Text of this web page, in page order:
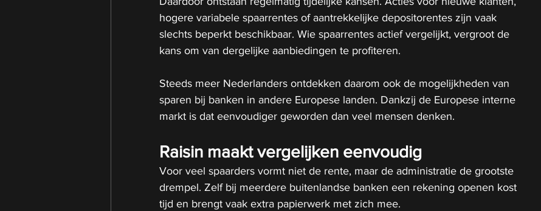
hogere variabele spaarrentes of aantrekkelijke depositorentes zijn vaak
slechts beperkt beschikbaar. Wie spaarrentes actief vergelijkt, vergroot de
kans om van dergelijke aanbiedingen te profiteren.
Steeds meer Nederlanders ontdekken daarom ook de mogelijkheden van
sparen bij banken in andere Europese landen. Dankzij de Europese interne
markt is dat eenvoudiger geworden dan veel mensen denken.
Raisin maakt vergelijken eenvoudig
Voor veel spaarders vormt niet de rente, maar de administratie de grootste
drempel. Zelf bij meerdere buitenlandse banken een rekening openen kost
tijd en brengt vaak extra papierwerk met zich mee.